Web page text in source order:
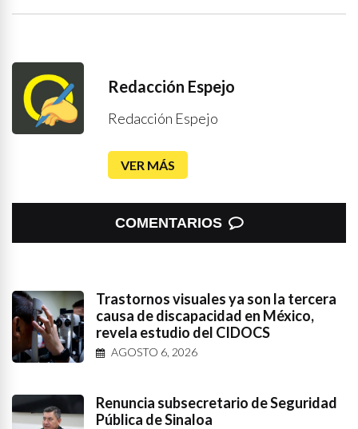
Redacción Espejo
Redacción Espejo
VER MÁS
COMENTARIOS
Trastornos visuales ya son la tercera
causa de discapacidad en México,
revela estudio del CIDOCS
AGOSTO 6, 2026
Renuncia subsecretario de Seguridad
Pública de Sinaloa